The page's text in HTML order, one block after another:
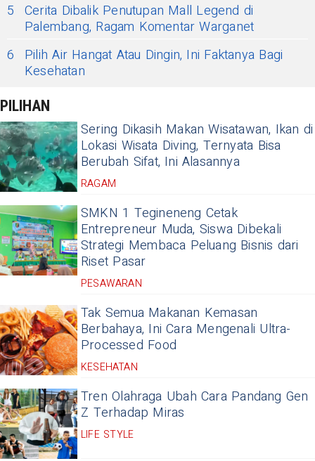
5 Cerita Dibalik Penutupan Mall Legend di
Palembang, Ragam Komentar Warganet
6
Pilih Air Hangat Atau Dingin, Ini Faktanya Bagi
Kesehatan
PILIHAN
Sering Dikasih Makan Wisatawan, Ikan di
Lokasi Wisata Diving, Ternyata Bisa
Berubah Sifat, Ini Alasannya
RAGAM
SMKN 1 Tegineneng Cetak
Entrepreneur Muda, Siswa Dibekali
Strategi Membaca Peluang Bisnis dari
Riset Pasar
PESAWARAN
Tak Semua Makanan Kemasan
Berbahaya, Ini Cara Mengenali Ultra-
Processed Food
KESEHATAN
Tren Olahraga Ubah Cara Pandang Gen
Z Terhadap Miras
LIFE STYLE